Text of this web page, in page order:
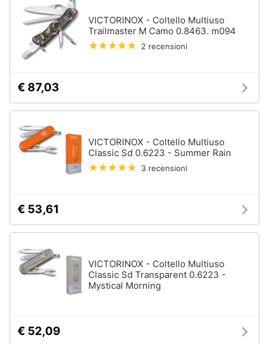
VICTORINOX - Coltello Multiuso
Trailmaster M Camo 0.8463. m094
2 recensioni
€ 87,03
VICTORINOX - Coltello Multiuso
Classic Sd 0.6223 - Summer Rain
3 recensioni
€ 53,61
VICTORINOX - Coltello Multiuso
Classic Sd Transparent 0.6223 -
Mystical Morning
€ 52,09